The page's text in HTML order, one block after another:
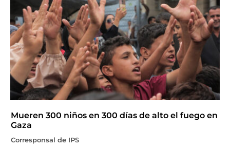
Mueren 300 niños en 300 días de alto el fuego en
Gaza
Corresponsal de IPS